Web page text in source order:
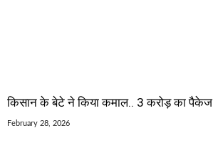
किसान के बेटे ने किया कमाल.. 3 करोड़ का पैकेज
February 28, 2026